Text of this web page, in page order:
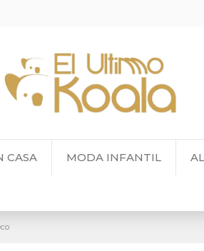
CASA MODA INFANTIL